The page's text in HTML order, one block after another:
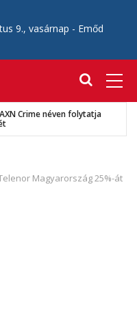
9., vasárnap - Emőd
Crime néven folytatja
Magyarország 25%-át